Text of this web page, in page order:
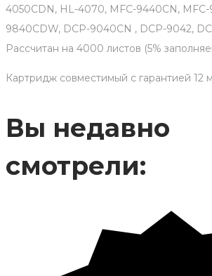
4050CDN, HL-4070, MFC-9440CN, MFC-
9840CDW, DCP-9040CN , DCP-9042,
Рассчитан на 4000 листов (5%
Картридж совместимый с гарантией 12
Вы недавно
смотрели: